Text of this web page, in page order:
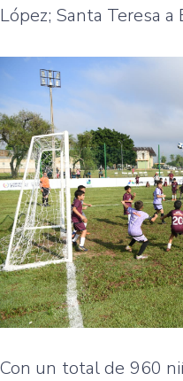
López; Santa Teresa
Con un total de 960